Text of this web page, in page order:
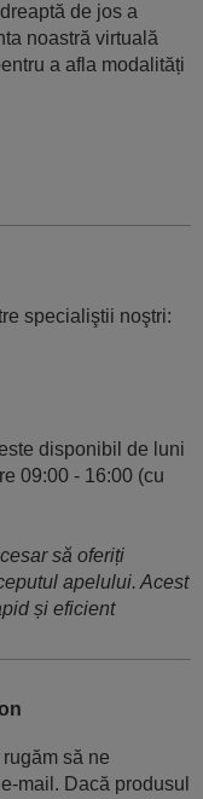
de jos a
noastră virtuală
a afla modalități
specialiştii noştri:
disponibil de luni
09:00 - 16:00 (cu
să oferiți
apelului. Acest
și eficient
să ne
mail. Dacă produsul